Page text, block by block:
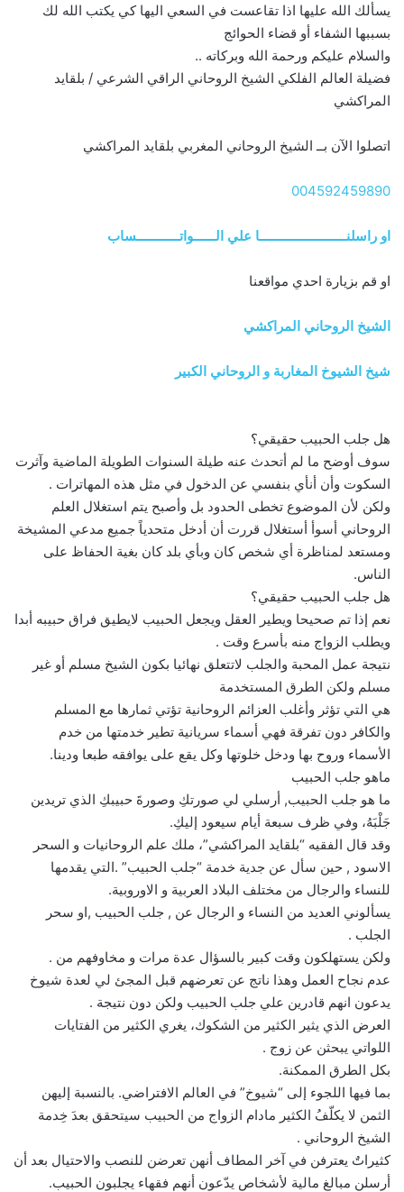
يسألك الله عليها اذا تقاعست في السعي اليها كي يكتب الله لك
بسببها الشفاء أو قضاء الحوائج
والسلام عليكم ورحمة الله وبركاته ..
فضيلة العالم الفلكي الشيخ الروحاني الراقي الشرعي / بلقايد
المراكشي
اتصلوا الآن بــ الشيخ الروحاني المغربي بلقايد المراكشي
004592459890
او راسلنــــــــــــــــــــــــا علي الــــــواتــــــــــــساب
او قم بزيارة احدي مواقعنا
الشيخ الروحاني المراكشي
شيخ الشيوخ المغاربة و الروحاني الكبير
هل جلب الحبيب حقيقي؟
سوف أوضح ما لم أتحدث عنه طيلة السنوات الطويلة الماضية وآثرت
السكوت وأن أنأي بنفسي عن الدخول في مثل هذه المهاترات .
ولكن لأن الموضوع تخطى الحدود بل وأصبح يتم استغلال العلم
الروحاني أسوأ أستغلال قررت أن أدخل متحدياً جميع مدعي المشيخة
ومستعد لمناظرة أي شخص كان وبأي بلد كان بغية الحفاظ على
الناس.
هل جلب الحبيب حقيقي؟
نعم إذا تم صحيحا ويطير العقل ويجعل الحبيب لايطيق فراق حبيبه أبدا
ويطلب الزواج منه بأسرع وقت .
نتيجة عمل المحبة والجلب لاتتعلق نهائيا بكون الشيخ مسلم أو غير
مسلم ولكن الطرق المستخدمة
هي التي تؤثر وأغلب العزائم الروحانية تؤتي ثمارها مع المسلم
والكافر دون تفرقة فهي أسماء سريانية تطير خدمتها من خدم
الأسماء وروح بها ودخل خلوتها وكل يقع على يوافقه طبعا ودينا.
ماهو جلب الحبيب
ما هو جلب الحبيب, أرسلي لي صورتكِ وصورةَ حبيبكِ الذي تريدين
جَلْبَهُ، وفي ظرف سبعة أيام سيعود إليكِ.
وقد قال الفقيه “بلقايد المراكشي”، ملك علم الروحانيات و السحر
الاسود , حين سأل عن جدية خدمة “جلب الحبيب” .التي يقدمها
للنساء والرجال من مختلف البلاد العربية و الاوروبية.
يسألوني العديد من النساء و الرجال عن , جلب الحبيب ,او سحر
الجلب .
ولكن يستهلكون وقت كبير بالسؤال عدة مرات و مخاوفهم من .
عدم نجاح العمل وهذا ناتج عن تعرضهم قبل المجئ لي لعدة شيوخ
يدعون انهم قادرين علي جلب الحبيب ولكن دون نتيجة .
العرض الذي يثير الكثير من الشكوك، يغري الكثير من الفتايات
اللواتي يبحثن عن زوج .
بكل الطرق الممكنة.
بما فيها اللجوء إلى “شيوخ” في العالم الافتراضي. بالنسبة إليهن
الثمن لا يكلّفُ الكثير مادام الزواج من الحبيب سيتحقق بعدَ خِدمة
الشيخ الروحاني .
كثيراتٌ يعترفن في آخر المطاف أنهن تعرضن للنصب والاحتيال بعد أن
أرسلن مبالغ مالية لأشخاص يدّعون أنهم فقهاء يجلبون الحبيب.